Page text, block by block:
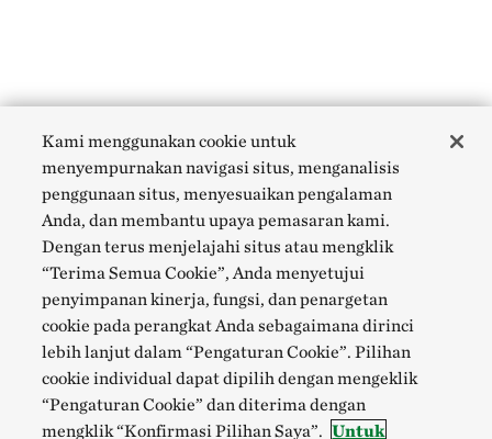
Kami menggunakan cookie untuk
menyempurnakan navigasi situs, menganalisis
penggunaan situs, menyesuaikan pengalaman
Anda, dan membantu upaya pemasaran kami.
Dengan terus menjelajahi situs atau mengklik
“Terima Semua Cookie”, Anda menyetujui
penyimpanan kinerja, fungsi, dan penargetan
cookie pada perangkat Anda sebagaimana dirinci
lebih lanjut dalam “Pengaturan Cookie”. Pilihan
cookie individual dapat dipilih dengan mengeklik
“Pengaturan Cookie” dan diterima dengan
mengklik “Konfirmasi Pilihan Saya”. Untuk